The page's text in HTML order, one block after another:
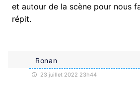
et autour de la scène pour nous
répit.
Ronan
23 juillet 2022 23h44